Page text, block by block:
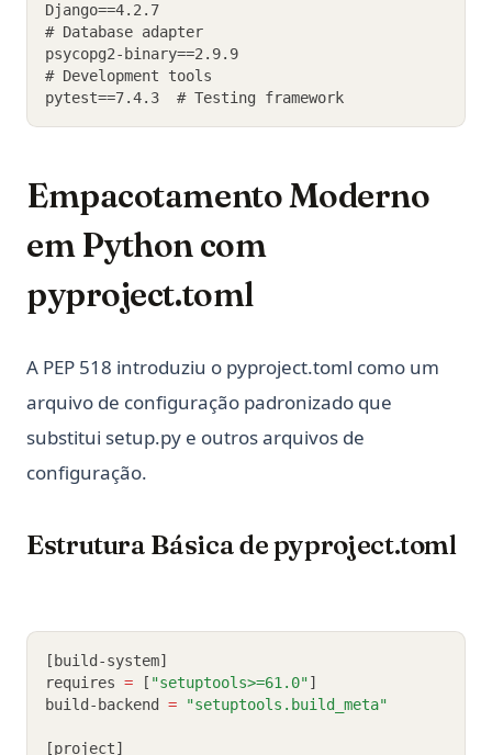
Django==4.2.7
# Database adapter
psycopg2-binary==2.9.9
# Development tools
pytest==7.4.3  # Testing framework
Empacotamento Moderno
em Python com
pyproject.toml
A PEP 518 introduziu o pyproject.toml como um
arquivo de configuração padronizado que
substitui setup.py e outros arquivos de
configuração.
Estrutura Básica de pyproject.toml
[build-system]
requires = [ "setuptools>=61.0"]
build-backend = "setuptools.build_meta"
[project]